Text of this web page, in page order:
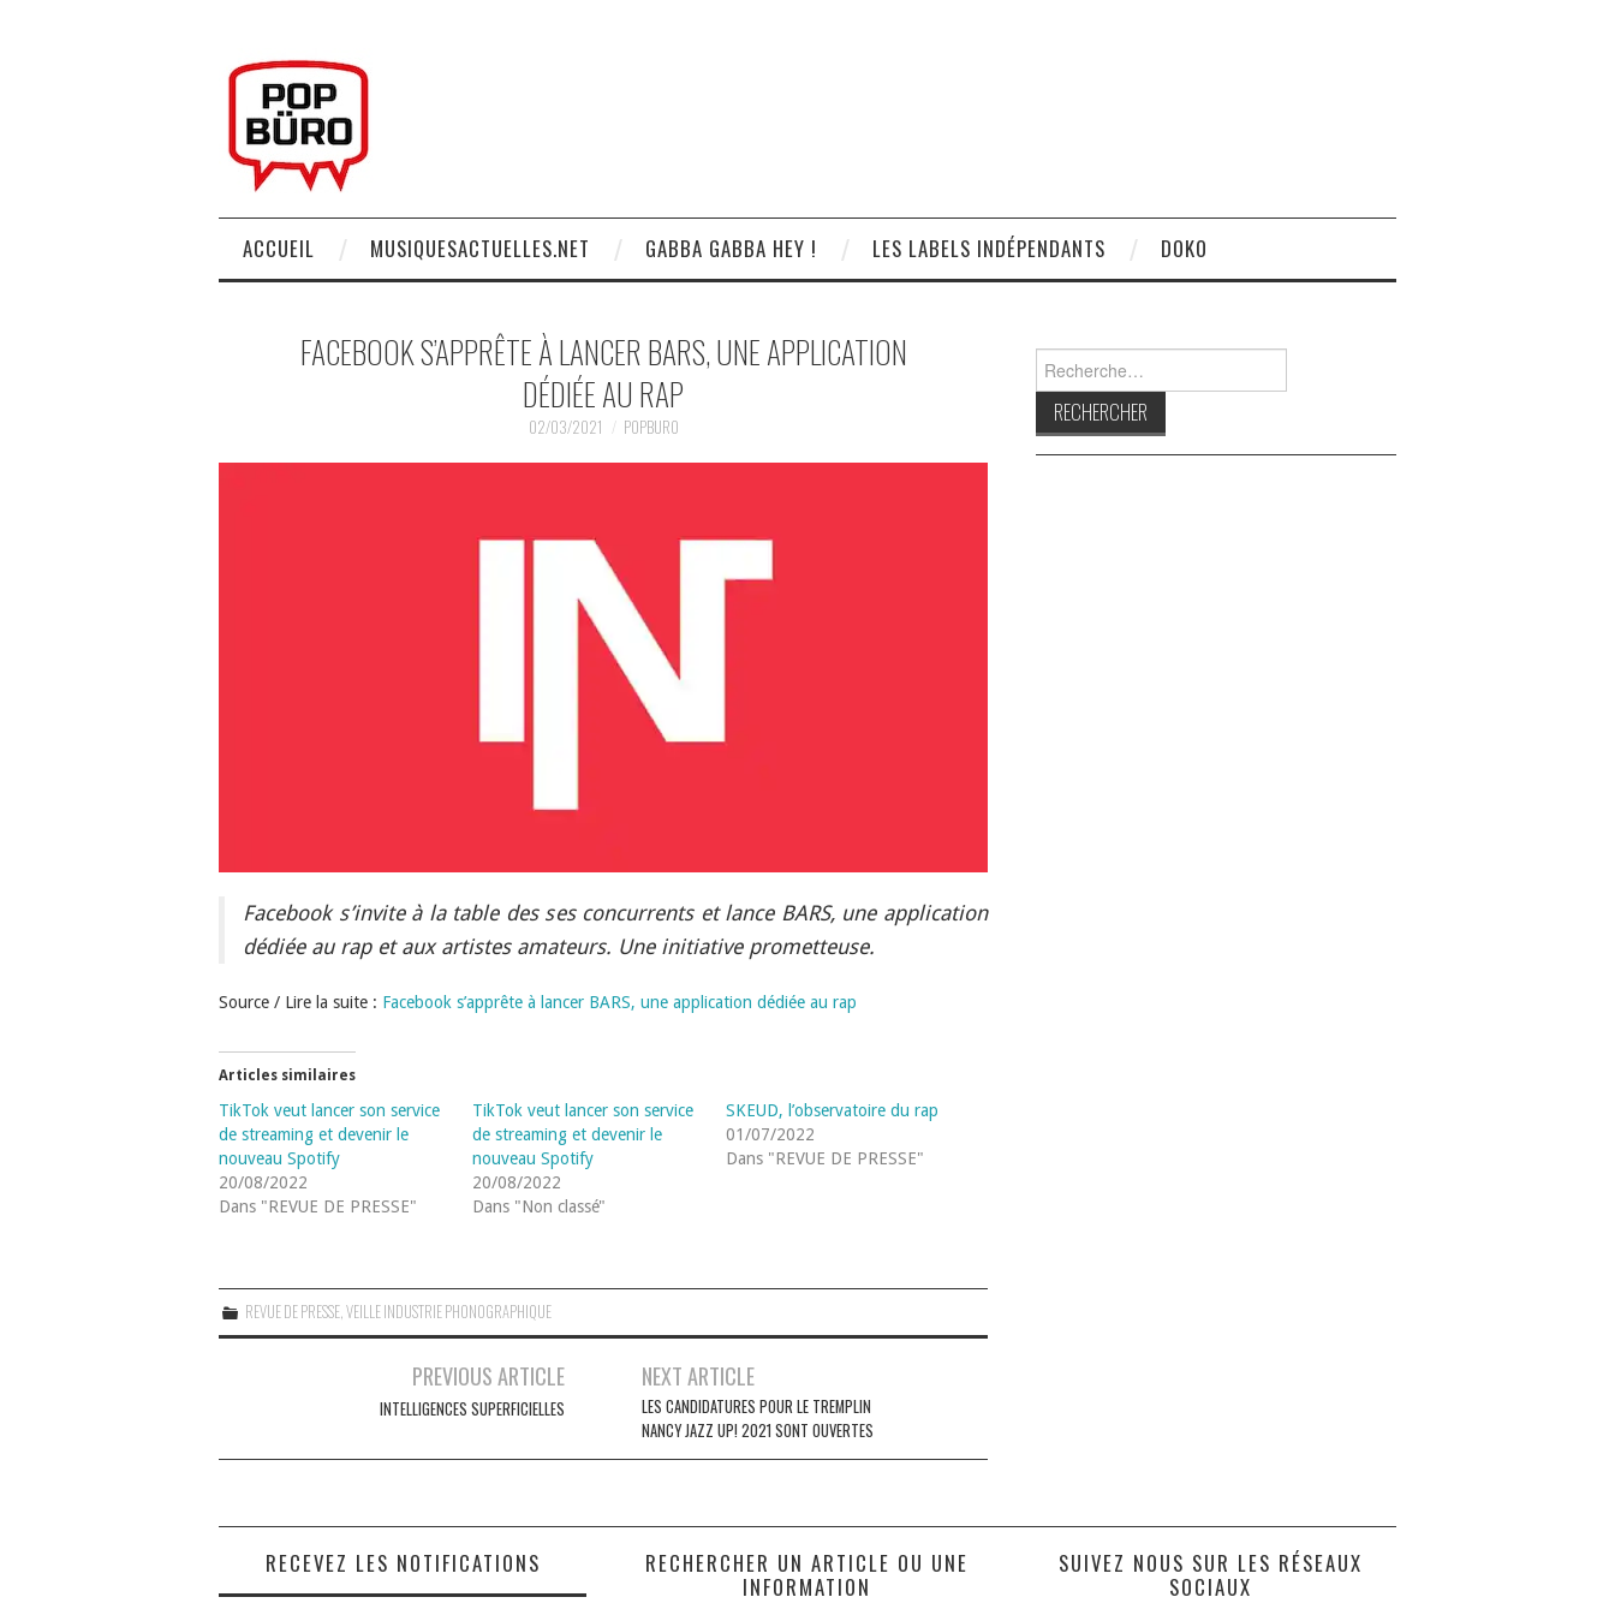
ACCUEIL MUSIQUESACTUELLES.NET GABBA GABBA HEY ! LES LABELS INDÉPENDANTS DOKO
FACEBOOK S’APPRÊTE À LANCER BARS, UNE APPLICATION
DÉDIÉE AU RAP
02/03/2021 POPBURO
Facebook s’invite à la table des ses concurrents et lance BARS, une application
dédiée au rap et aux artistes amateurs. Une initiative prometteuse.
Source / Lire la suite : Facebook s’apprête à lancer BARS, une application dédiée au rap
Articles similaires
TikTok veut lancer son service
de streaming et devenir le
nouveau Spotify
20/08/2022
Dans "REVUE DE PRESSE"
TikTok veut lancer son service
de streaming et devenir le
nouveau Spotify
20/08/2022
Dans "Non classé"
SKEUD, l’observatoire du rap
01/07/2022
Dans "REVUE DE PRESSE"
REVUE DE PRESSE,VEILLE INDUSTRIE PHONOGRAPHIQUE
PREVIOUS ARTICLE
INTELLIGENCES SUPERFICIELLES
NEXT ARTICLE
LES CANDIDATURES POUR LE TREMPLIN
NANCY JAZZ UP! 2021 SONT OUVERTES
RECEVEZ LES NOTIFICATIONS
RECHERCHER UN ARTICLE OU UNE
INFORMATION
SUIVEZ NOUS SUR LES RÉSEAUX
SOCIAUX